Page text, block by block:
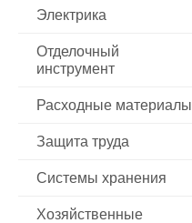
Электрика
Отделочный
инструмент
Расходные материалы
Защита труда
Системы хранения
Хозяйственные